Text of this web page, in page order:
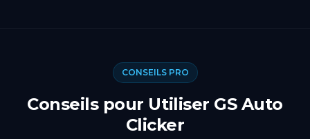
CONSEILS PRO
Conseils pour Utiliser GS Auto
Clicker